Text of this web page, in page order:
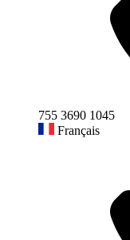
755 3690 1045
Français